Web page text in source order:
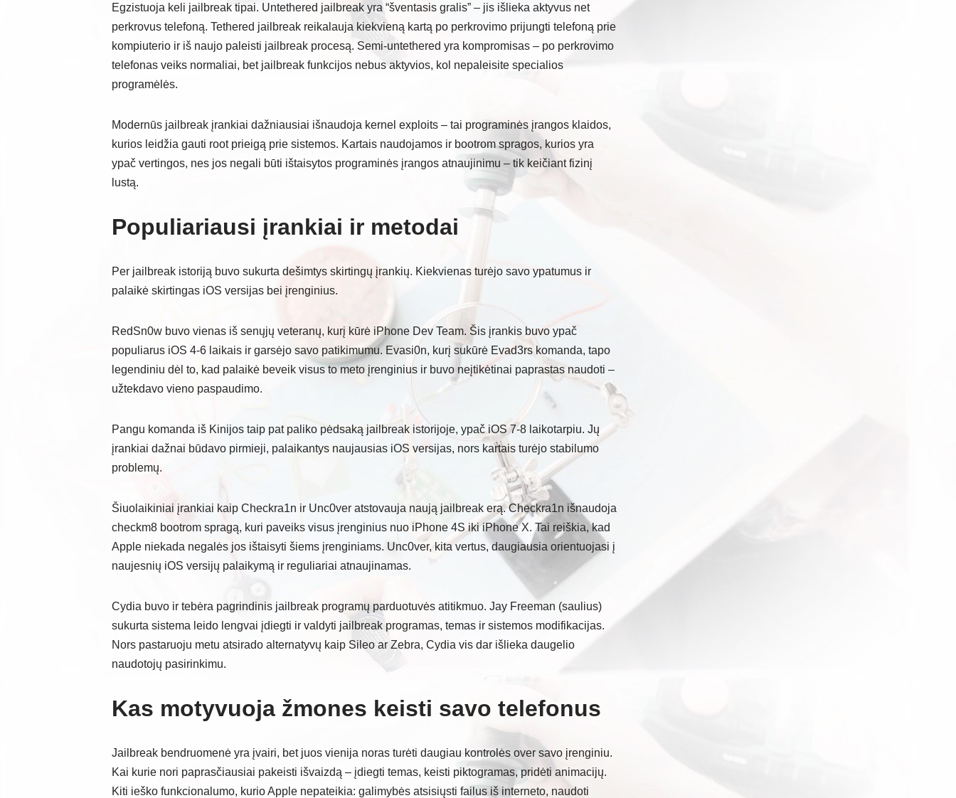
Egzistuoja keli jailbreak tipai. Untethered jailbreak yra “šventasis gralis” – jis išlieka aktyvus net
perkrovus telefoną. Tethered jailbreak reikalauja kiekvieną kartą po perkrovimo prijungti telefoną prie
kompiuterio ir iš naujo paleisti jailbreak procesą. Semi-untethered yra kompromisas – po perkrovimo
telefonas veiks normaliai, bet jailbreak funkcijos nebus aktyvios, kol nepaleisite specialios
programėlės.
Modernūs jailbreak įrankiai dažniausiai išnaudoja kernel exploits – tai programinės įrangos klaidos,
kurios leidžia gauti root prieigą prie sistemos. Kartais naudojamos ir bootrom spragos, kurios yra
ypač vertingos, nes jos negali būti ištaisytos programinės įrangos atnaujinimu – tik keičiant fizinį
lustą.
Populiariausi įrankiai ir metodai
Per jailbreak istoriją buvo sukurta dešimtys skirtingų įrankių. Kiekvienas turėjo savo ypatumus ir
palaikė skirtingas iOS versijas bei įrenginius.
RedSn0w buvo vienas iš senųjų veteranų, kurį kūrė iPhone Dev Team. Šis įrankis buvo ypač
populiarus iOS 4-6 laikais ir garsėjo savo patikimumu. Evasi0n, kurį sukūrė Evad3rs komanda, tapo
legendiniu dėl to, kad palaikė beveik visus to meto įrenginius ir buvo neįtikėtinai paprastas naudoti –
užtekdavo vieno paspaudimo.
Pangu komanda iš Kinijos taip pat paliko pėdsaką jailbreak istorijoje, ypač iOS 7-8 laikotarpiu. Jų
įrankiai dažnai būdavo pirmieji, palaikantys naujausias iOS versijas, nors kartais turėjo stabilumo
problemų.
Šiuolaikiniai įrankiai kaip Checkra1n ir Unc0ver atstovauja naują jailbreak erą. Checkra1n išnaudoja
checkm8 bootrom spragą, kuri paveiks visus įrenginius nuo iPhone 4S iki iPhone X. Tai reiškia, kad
Apple niekada negalės jos ištaisyti šiems įrenginiams. Unc0ver, kita vertus, daugiausia orientuojasi į
naujesnių iOS versijų palaikymą ir reguliariai atnaujinamas.
Cydia buvo ir tebėra pagrindinis jailbreak programų parduotuvės atitikmuo. Jay Freeman (saulius)
sukurta sistema leido lengvai įdiegti ir valdyti jailbreak programas, temas ir sistemos modifikacijas.
Nors pastaruoju metu atsirado alternatyvų kaip Sileo ar Zebra, Cydia vis dar išlieka daugelio
naudotojų pasirinkimu.
Kas motyvuoja žmones keisti savo telefonus
Jailbreak bendruomenė yra įvairi, bet juos vienija noras turėti daugiau kontrolės over savo įrenginiu.
Kai kurie nori paprasčiausiai pakeisti išvaizdą – įdiegti temas, keisti piktogramas, pridėti animacijų.
Kiti ieško funkcionalumo, kurio Apple nepateikia: galimybės atsisiųsti failus iš interneto, naudoti